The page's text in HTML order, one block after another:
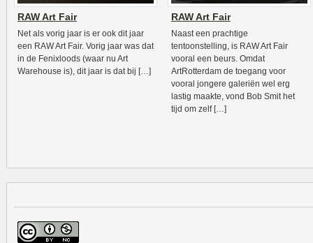
RAW Art Fair
Net als vorig jaar is er ook dit jaar
een RAW Art Fair. Vorig jaar was dat
in de Fenixloods (waar nu Art
Warehouse is), dit jaar is dat bij […]
RAW Art Fair
Naast een prachtige
tentoonstelling, is RAW Art Fair
vooral een beurs. Omdat
ArtRotterdam de toegang voor
vooral jongere galeriën wel erg
lastig maakte, vond Bob Smit het
tijd om zelf […]